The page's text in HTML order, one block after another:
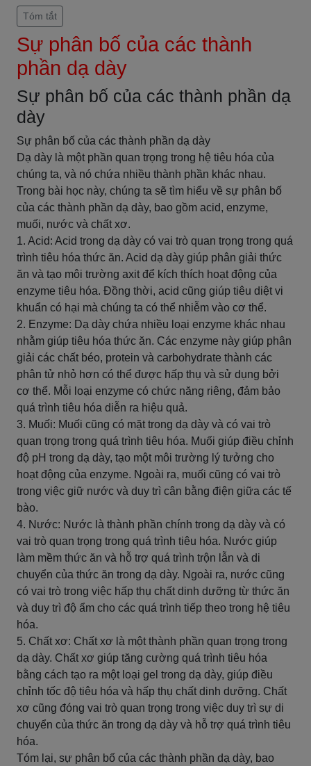
Tóm tắt
Sự phân bố của các thành
phần dạ dày
Sự phân bố của các thành phần dạ
dày
Sự phân bố của các thành phần dạ dày
Dạ dày là một phần quan trọng trong hệ tiêu hóa của
chúng ta, và nó chứa nhiều thành phần khác nhau.
Trong bài học này, chúng ta sẽ tìm hiểu về sự phân bố
của các thành phần dạ dày, bao gồm acid, enzyme,
muối, nước và chất xơ.
1. Acid: Acid trong dạ dày có vai trò quan trọng trong quá
trình tiêu hóa thức ăn. Acid dạ dày giúp phân giải thức
ăn và tạo môi trường axit để kích thích hoạt động của
enzyme tiêu hóa. Đồng thời, acid cũng giúp tiêu diệt vi
khuẩn có hại mà chúng ta có thể nhiễm vào cơ thể.
2. Enzyme: Dạ dày chứa nhiều loại enzyme khác nhau
nhằm giúp tiêu hóa thức ăn. Các enzyme này giúp phân
giải các chất béo, protein và carbohydrate thành các
phân tử nhỏ hơn có thể được hấp thụ và sử dụng bởi
cơ thể. Mỗi loại enzyme có chức năng riêng, đảm bảo
quá trình tiêu hóa diễn ra hiệu quả.
3. Muối: Muối cũng có mặt trong dạ dày và có vai trò
quan trọng trong quá trình tiêu hóa. Muối giúp điều chỉnh
độ pH trong dạ dày, tạo một môi trường lý tưởng cho
hoạt động của enzyme. Ngoài ra, muối cũng có vai trò
trong việc giữ nước và duy trì cân bằng điện giữa các tế
bào.
4. Nước: Nước là thành phần chính trong dạ dày và có
vai trò quan trọng trong quá trình tiêu hóa. Nước giúp
làm mềm thức ăn và hỗ trợ quá trình trộn lẫn và di
chuyển của thức ăn trong dạ dày. Ngoài ra, nước cũng
có vai trò trong việc hấp thụ chất dinh dưỡng từ thức ăn
và duy trì độ ẩm cho các quá trình tiếp theo trong hệ tiêu
hóa.
5. Chất xơ: Chất xơ là một thành phần quan trọng trong
dạ dày. Chất xơ giúp tăng cường quá trình tiêu hóa
bằng cách tạo ra một loại gel trong dạ dày, giúp điều
chỉnh tốc độ tiêu hóa và hấp thụ chất dinh dưỡng. Chất
xơ cũng đóng vai trò quan trọng trong việc duy trì sự di
chuyển của thức ăn trong dạ dày và hỗ trợ quá trình tiêu
hóa.
Tóm lại, sự phân bố của các thành phần dạ dày, bao